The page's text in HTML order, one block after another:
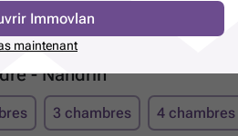
- Nandrin
3 chambres 4 chambres
Immovlan
maintenant